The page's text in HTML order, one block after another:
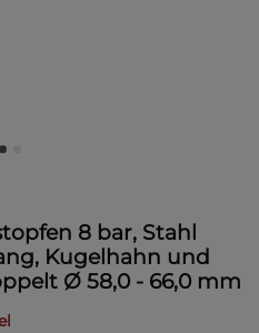
8 bar, Stahl
Kugelhahn und
Ø 58,0 - 66,0 mm